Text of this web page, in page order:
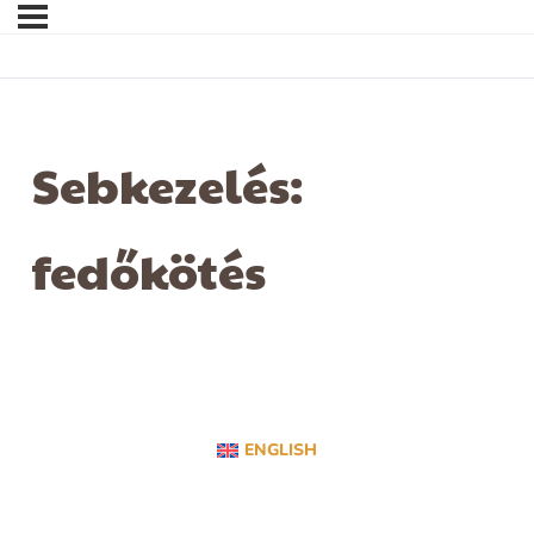
Sebkezelés:
fedőkötés
ENGLISH